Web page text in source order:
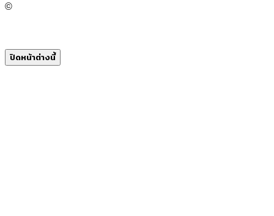
©
ปิดหน้าต่างนี้